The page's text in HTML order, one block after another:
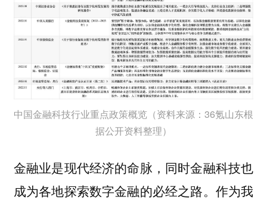
中国金融科技行业重点政策概览（资料来源：36氪山东根
据公开资料整理）
金融业是现代经济的命脉，同时金融科技也
成为各地探索数字金融的必经之路。作为我